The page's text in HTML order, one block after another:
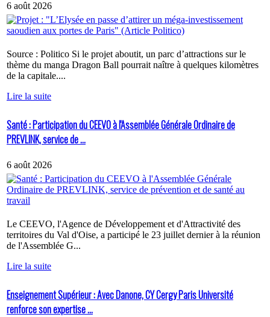
6 août 2026
Source : Politico Si le projet aboutit, un parc d’attractions sur le
thème du manga Dragon Ball pourrait naître à quelques kilomètres
de la capitale....
Lire la suite
Santé : Participation du CEEVO à l'Assemblée Générale Ordinaire de
PREVLINK, service de ...
6 août 2026
Le CEEVO, l'Agence de Développement et d'Attractivité des
territoires du Val d'Oise, a participé le 23 juillet dernier à la réunion
de l'Assemblée G...
Lire la suite
Enseignement Supérieur : Avec Danone, CY Cergy Paris Université
renforce son expertise ...